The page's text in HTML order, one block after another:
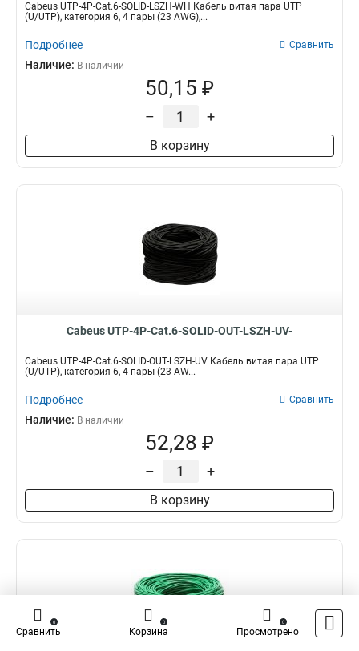
Cabeus UTP-4P-Cat.6-SOLID-LSZH-WH Кабель витая пара UTP
(U/UTP), категория 6, 4 пары (23 AWG),...
Подробнее Сравнить
Наличие: В наличии
50,15 ₽
– +
В корзину
Cabeus UTP-4P-Cat.6-SOLID-OUT-LSZH-UV-
Cabeus UTP-4P-Cat.6-SOLID-OUT-LSZH-UV Кабель витая пара UTP
(U/UTP), категория 6, 4 пары (23 AW...
Подробнее Сравнить
Наличие: В наличии
52,28 ₽
– +
В корзину
Сравнить
0
Корзина
0
Просмотрено
0